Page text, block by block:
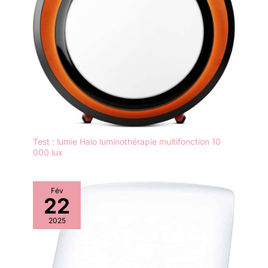
Test : lumie Halo luminothérapie multifonction 10
000 lux
Fév
22
2025